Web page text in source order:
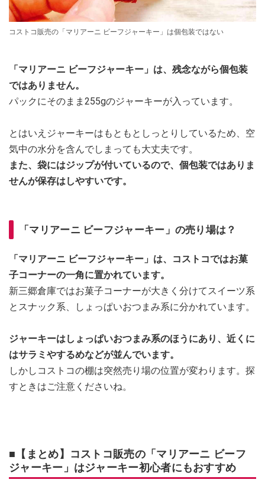
コストコ販売の「マリアーニ ビーフジャーキー」は個包装ではない
「マリアーニ ビーフジャーキー」は、残念ながら個包装
ではありません。
パックにそのまま255gのジャーキーが入っています。
とはいえジャーキーはもともとしっとりしているため、空
気中の水分を含んでしまっても大丈夫です。
また、袋にはジップが付いているので、個包装ではありま
せんが保存はしやすいです。
「マリアーニ ビーフジャーキー」の売り場は？
「マリアーニ ビーフジャーキー」は、コストコではお菓
子コーナーの一角に置かれています。
新三郷倉庫ではお菓子コーナーが大きく分けてスイーツ系
とスナック系、しょっぱいおつまみ系に分かれています。
ジャーキーはしょっぱいおつまみ系のほうにあり、近くに
はサラミやするめなどが並んでいます。
しかしコストコの棚は突然売り場の位置が変わります。探
すときはご注意くださいね。
■【まとめ】コストコ販売の「マリアーニ ビーフ
ジャーキー」はジャーキー初心者にもおすすめ